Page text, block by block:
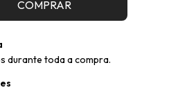
durante toda a compra.